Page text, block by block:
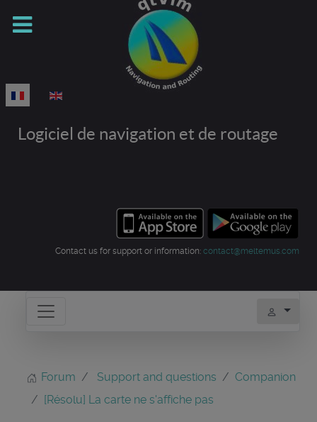
Sélectionnez votre langue
Logiciel de navigation et de routage
Contact us for support or information: contact@meltemus.com
Forum Support and questions
Companion
[Résolu] La carte ne s'affiche pas